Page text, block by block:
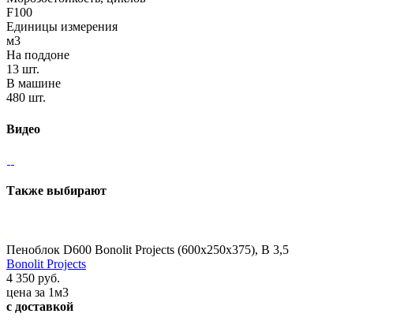
F100
Единицы измерения
м3
На поддоне
13 шт.
В машине
480 шт.
Видео
Также выбирают
Пеноблок D600 Bonolit Projects (600х250х375), В 3,5
Bonolit Projects
4 350 руб.
цена за 1м3
с доставкой